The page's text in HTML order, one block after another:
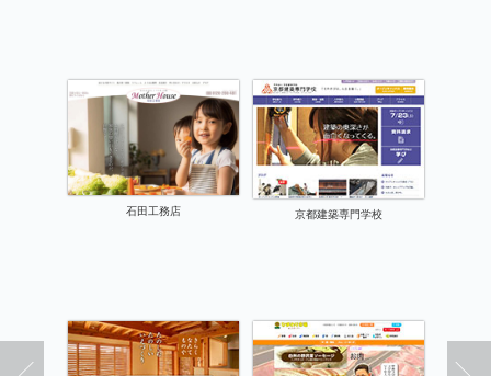
石田工務店 京都建築専門学校